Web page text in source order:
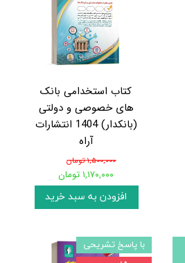
کتاب استخدامی بانک
های خصوصی و دولتی
(بانکدار) 1404 انتشارات
آراه
۱,۵۰۰,۰۰۰ تومان
۱,۱۷۰,۰۰۰ تومان
افزودن به سبد خرید
با پاسخ تشریحی